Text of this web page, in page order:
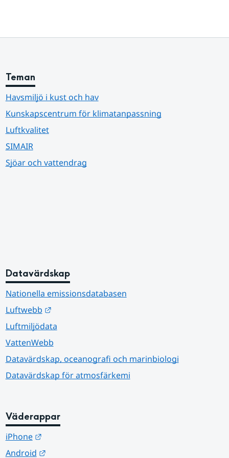
Teman
Havsmiljö i kust och hav
Kunskapscentrum för klimatanpassning
Luftkvalitet
SIMAIR
Sjöar och vattendrag
Datavärdskap
Nationella emissionsdatabasen
Luftwebb
Länk till annan webbplats.
Luftmiljödata
VattenWebb
Datavärdskap, oceanografi och marinbiologi
Datavärdskap för atmosfärkemi
Väderappar
iPhone
Länk till annan webbplats.
Android
Länk till annan webbplats.